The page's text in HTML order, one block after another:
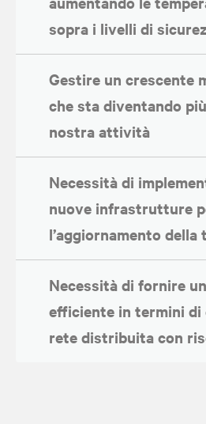
sopra i livelli di
Gestire un crescente
che sta diventando
nostra attività
Necessità di
nuove infrastrutture
l’aggiornamento della
Necessità di fornire
efficiente in termini
rete distribuita con